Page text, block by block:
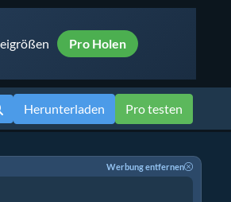
Pro Holen
Herunterladen Pro testen
Werbung entfernen